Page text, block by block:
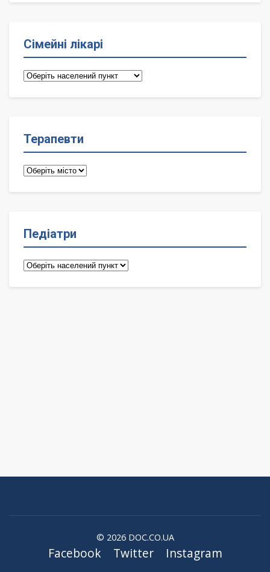
Сімейні лікарі
Сімейні
Терапевти
Терапевти
Педіатри
Педіатри
© 2026 DOC.CO.UA
Facebook Twitter Instagram